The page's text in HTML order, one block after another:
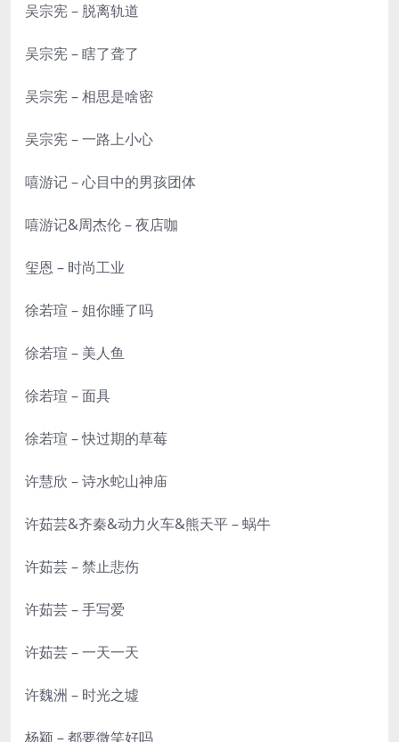
吴宗宪 – 脱离轨道
吴宗宪 – 瞎了聋了
吴宗宪 – 相思是啥密
吴宗宪 – 一路上小心
嘻游记 – 心目中的男孩团体
嘻游记&周杰伦 – 夜店咖
玺恩 – 时尚工业
徐若瑄 – 姐你睡了吗
徐若瑄 – 美人鱼
徐若瑄 – 面具
徐若瑄 – 快过期的草莓
许慧欣 – 诗水蛇山神庙
许茹芸&齐秦&动力火车&熊天平 – 蜗牛
许茹芸 – 禁止悲伤
许茹芸 – 手写爱
许茹芸 – 一天一天
许魏洲 – 时光之墟
杨颖 – 都要微笑好吗